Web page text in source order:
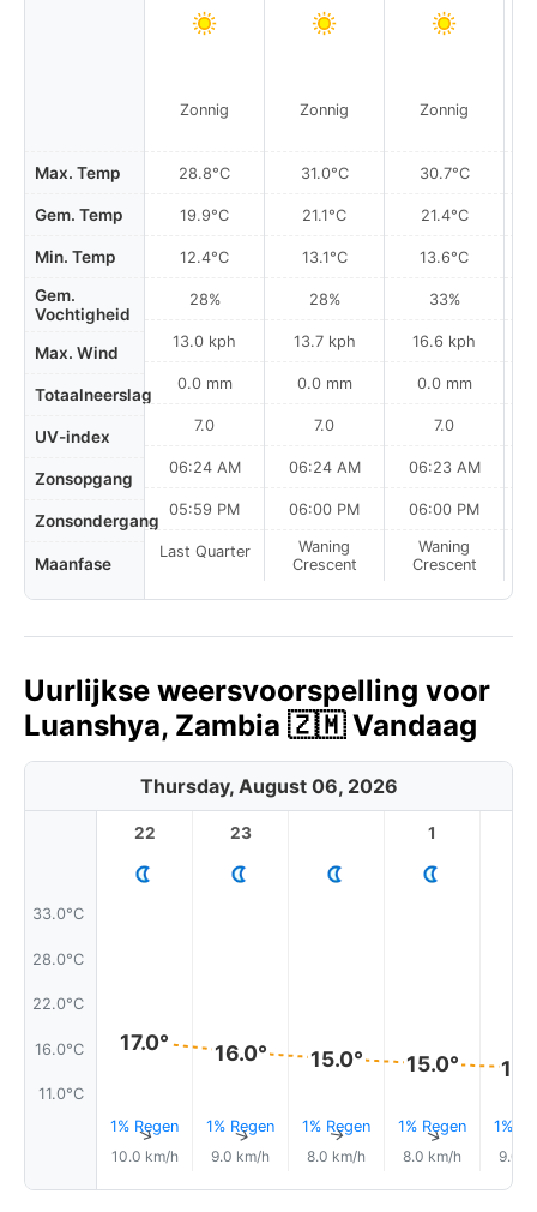
Max. Temp
Gem. Temp
Min. Temp
Gem.
Vochtigheid
Max. Wind
Totaalneerslag
UV-index
Zonsopgang
Zonsondergang
Maanfase
Zonnig
28.8°C
19.9°C
12.4°C
28%
13.0 kph
0.0 mm
7.0
06:24 AM
05:59 PM
Last Quarter
Zonnig
31.0°C
21.1°C
13.1°C
28%
13.7 kph
0.0 mm
7.0
06:24 AM
06:00 PM
Waning
Crescent
Zonnig
30.7°C
21.4°C
13.6°C
33%
16.6 kph
0.0 mm
7.0
06:23 AM
06:00 PM
Waning
Crescent
Uurlijkse weersvoorspelling voor
Luanshya, Zambia 🇿🇲 Vandaag
Thursday, August 06, 2026
33.0°C
28.0°C
22.0°C
16.0°C
11.0°C
22
17.0°
1% Regen
↑
10.0 km/h
23
16.0°
1% Regen
↑
9.0 km/h
15.0°
1% Regen
↑
8.0 km/h
1
15.0°
1% Regen
↑
8.0 km/h
1%
9.0